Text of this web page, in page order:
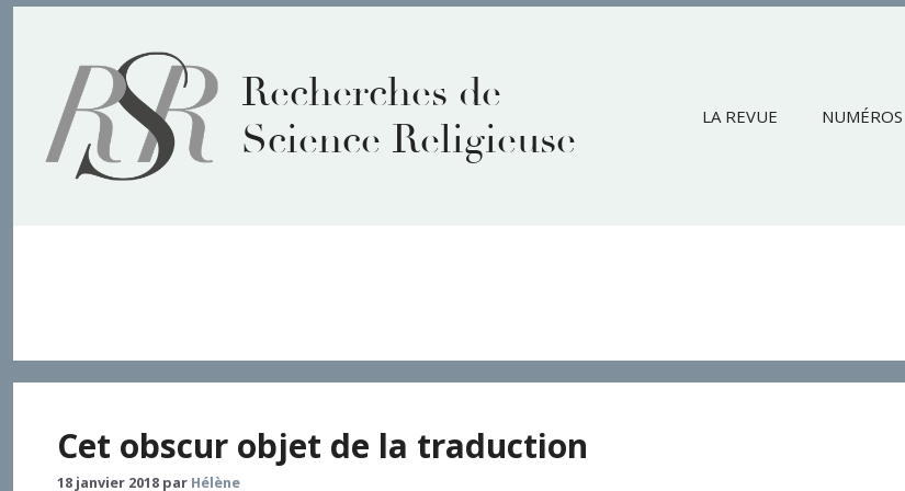
contenu
Recherches de
Science Religieuse
LA REVUE NUMÉROS
Cet obscur objet de la traduction
18 janvier 2018 par Hélène